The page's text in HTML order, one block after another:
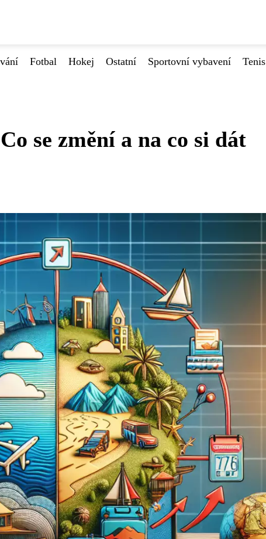
Fotbal Hokej Ostatní Sportovní vybavení Tenis
se změní a na co si dát